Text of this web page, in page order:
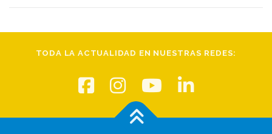
TODA LA ACTUALIDAD EN NUESTRAS REDES: